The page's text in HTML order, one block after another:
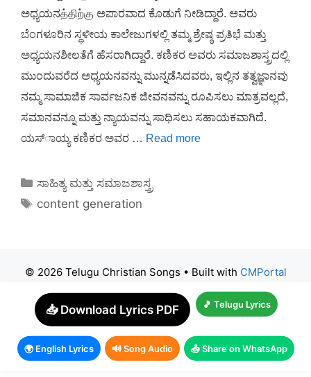
ಅಧ್ಯಯನத்திற்கு ಅಪಾರವಾದ ಕೊಡುಗೆ ನೀಡಿದ್ದಾರೆ. ಅವರು
ಬೆಂಗಳೂರಿನ ಸ್ಥಳೀಯ ಕಾಲೇಜುಗಳಲ್ಲಿ ತಮ್ಮ ಶ್ರೇಷ್ಠ ಪ್ರತಿಭೆ ಮತ್ತು
ಅಧ್ಯಯನಶೀಲತೆಗೆ ಹೆಸರಾಗಿದ್ದಾರೆ. ಕಣಿಕರ ಅವರು ಸಮಾಜಶಾಸ್ತ್ರದಲ್ಲಿ
ಮುಂದುವರೆದ ಅಧ್ಯಯನವನ್ನು ಮುನ್ನಡೆಸಿದವರು, ಇಲ್ಲಿನ ತತ್ವಜ್ಞಾನವು
ನಮ್ಮ ಸಾಮಾಜಿಕ ಸಾರ್ವಜನಿಕ ಜೀವನವನ್ನು ರೂಪಿಸಲು ಮಾತ್ರವಲ್ಲದೆ,
ಸಮಾನವನ್ನೂ ಮತ್ತು ನ್ಯಾಯವನ್ನು ಸಾಧಿಸಲು ಸಹಾಯಕವಾಗಿದೆ.
ಯಸ್ಾಯ್ಯ ಕಣಿಕರ ಅವರ … Read more
Categories
ಸಾಹಿತ್ಯ ಮತ್ತು ಸಮಾಜಶಾಸ್ತ್ರ
Tags
content generation
© 2026 Telugu Christian Songs • Built with CMPortal
📥 Download Lyrics PDF 🎵 Telugu Lyrics
🌍 English Lyrics 🔊 Song Audio 📤 Share on WhatsApp